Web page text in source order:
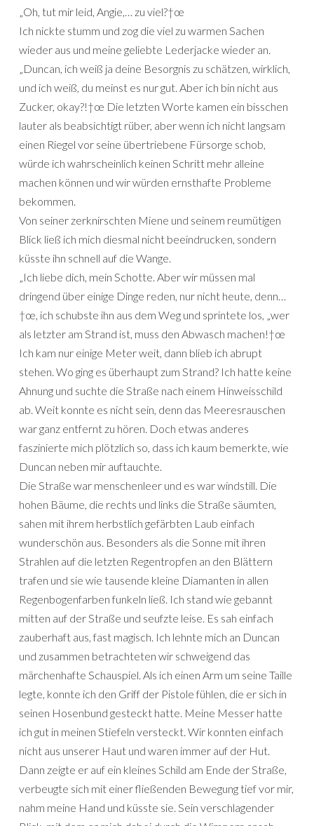
„Oh, tut mir leid, Angie,… zu viel?†œ
Ich nickte stumm und zog die viel zu warmen Sachen
wieder aus und meine geliebte Lederjacke wieder an.
„Duncan, ich weiß ja deine Besorgnis zu schätzen, wirklich,
und ich weiß, du meinst es nur gut. Aber ich bin nicht aus
Zucker, okay?!†œ Die letzten Worte kamen ein bisschen
lauter als beabsichtigt rüber, aber wenn ich nicht langsam
einen Riegel vor seine übertriebene Fürsorge schob,
würde ich wahrscheinlich keinen Schritt mehr alleine
machen können und wir würden ernsthafte Probleme
bekommen.
Von seiner zerknirschten Miene und seinem reumütigen
Blick ließ ich mich diesmal nicht beeindrucken, sondern
küsste ihn schnell auf die Wange.
„Ich liebe dich, mein Schotte. Aber wir müssen mal
dringend über einige Dinge reden, nur nicht heute, denn…
†œ, ich schubste ihn aus dem Weg und sprintete los, „wer
als letzter am Strand ist, muss den Abwasch machen!†œ
Ich kam nur einige Meter weit, dann blieb ich abrupt
stehen. Wo ging es überhaupt zum Strand? Ich hatte keine
Ahnung und suchte die Straße nach einem Hinweisschild
ab. Weit konnte es nicht sein, denn das Meeresrauschen
war ganz entfernt zu hören. Doch etwas anderes
faszinierte mich plötzlich so, dass ich kaum bemerkte, wie
Duncan neben mir auftauchte.
Die Straße war menschenleer und es war windstill. Die
hohen Bäume, die rechts und links die Straße säumten,
sahen mit ihrem herbstlich gefärbten Laub einfach
wunderschön aus. Besonders als die Sonne mit ihren
Strahlen auf die letzten Regentropfen an den Blättern
trafen und sie wie tausende kleine Diamanten in allen
Regenbogenfarben funkeln ließ. Ich stand wie gebannt
mitten auf der Straße und seufzte leise. Es sah einfach
zauberhaft aus, fast magisch. Ich lehnte mich an Duncan
und zusammen betrachteten wir schweigend das
märchenhafte Schauspiel. Als ich einen Arm um seine Taille
legte, konnte ich den Griff der Pistole fühlen, die er sich in
seinen Hosenbund gesteckt hatte. Meine Messer hatte
ich gut in meinen Stiefeln versteckt. Wir konnten einfach
nicht aus unserer Haut und waren immer auf der Hut.
Dann zeigte er auf ein kleines Schild am Ende der Straße,
verbeugte sich mit einer fließenden Bewegung tief vor mir,
nahm meine Hand und küsste sie. Sein verschlagender